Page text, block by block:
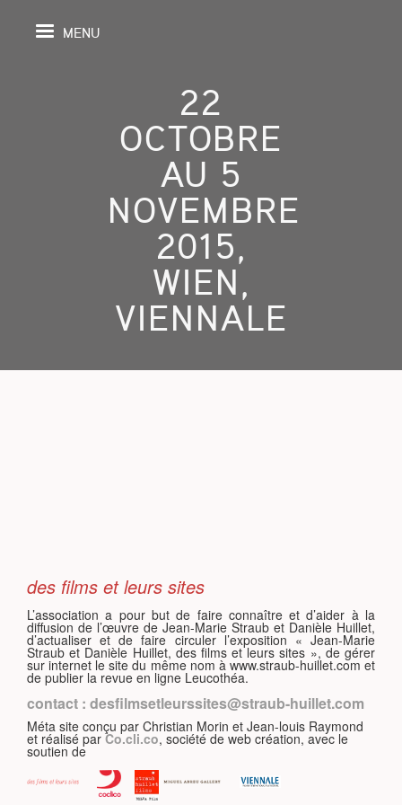
MENU
22
OCTOBRE
AU 5
NOVEMBRE
2015,
WIEN,
VIENNALE
des films et leurs sites
L’association a pour but de faire connaître et d’aider à la
diffusion de l’œuvre de Jean-Marie Straub et Danièle Huillet,
d’actualiser et de faire circuler l’exposition « Jean-Marie
Straub et Danièle Huillet, des films et leurs sites », de gérer
sur internet le site du même nom à www.straub-huillet.com et
de publier la revue en ligne Leucothéa.
contact : desfilmsetleurssites@straub-huillet.com
Méta site conçu par Christian Morin et Jean-louis Raymond
et réalisé par Co.cli.co, société de web création, avec le
soutien de